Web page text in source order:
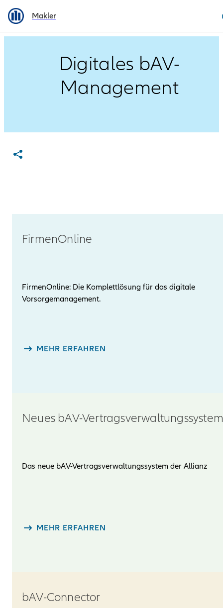
Makler
Digitales bAV-
Management
FirmenOnline
FirmenOnline: Die Komplettlösung für das digitale
Vorsorgemanagement.
MEHR ERFAHREN
Neues bAV-
Das neue bAV-Vertragsverwaltungssystem der Allianz
MEHR ERFAHREN
bAV-Connector